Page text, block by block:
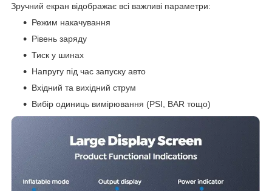
Зручний екран відображає всі важливі параметри:
Режим накачування
Рівень заряду
Тиск у шинах
Напругу під час запуску авто
Вхідний та вихідний струм
Вибір одиниць вимірювання (PSI, BAR тощо)